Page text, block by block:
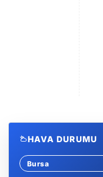
HAVA DURUMU
Sehir sec